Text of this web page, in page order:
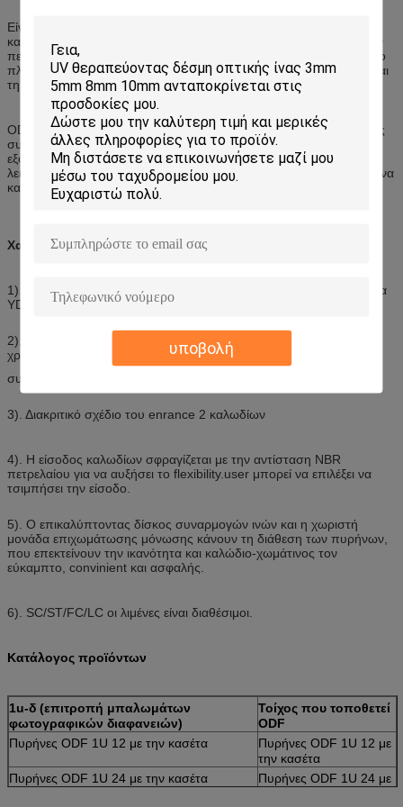
υποβολή
Είναι με το τυποποιημένο μέγεθος 19 ίντσας και έχει ως σκοπό
κατάλληλα να ελέγξει την ακτίνα κάμψεων του καλωδίου μέσα στην
περίφραξη για να αποφύγει την πρόσθετη οπτική απώλεια. Αυτό το
πλαίσιο είναι ιδανικό για την εσωτερική αποθήκευση, τη διανομή και
τη διαχείριση σύνδεσης καλωδίων οπτικών ινών.
ODF περιλαμβάνει τις συσκευές διανομής ινών, ίνα που συνδέει τις
συσκευές και τις συσκευές αποθήκευσης ινών. Συνδέει τον
εξοπλισμό καλωδίων ινών και τηλεπικοινωνιών ινών. Έχει τις
λειτουργίες της προστασίας των καλωδίων ινών, να συνδέσει την ίνα
και της αποθήκευσης των πρόσθετων πλεξίδων.
Χαρακτηριστικό γνώρισμα
1). Όλοι οι δείκτες ιδιοκτησίας είναι σύμφωνα με τα εθνικά πρότυπα
YD/T814-1996
2). Το σώμα χρησιμοποιεί το χάλυβα κρύου κυλίσματος, και τη
χρήση επιφάνειας η τεχνική του αμυδρού plastic.strong
συγκολλητική δύναμη, καλλιτεχνικός και ανθεκτικός.
3). Διακριτικό σχέδιο του enrance 2 καλωδίων
4). Η είσοδος καλωδίων σφραγίζεται με την αντίσταση NBR
πετρελαίου για να αυξήσει το flexibility.user μπορεί να επιλέξει να
τσιμπήσει την είσοδο.
5). Ο επικαλύπτοντας δίσκος συναρμογών ινών και η χωριστή
μονάδα επιχωμάτωσης μόνωσης κάνουν τη διάθεση των πυρήνων,
που επεκτείνουν την ικανότητα και καλώδιο-χωμάτινος τον
εύκαμπτο, convinient και ασφαλής.
6). SC/ST/FC/LC οι λιμένες είναι διαθέσιμοι.
Κατάλογος προϊόντων
1u-δ (επιτροπή μπαλωμάτων
φωτογραφικών διαφανειών)
Τοίχος που τοποθετεί
ODF
Πυρήνες ODF 1U 12 με την κασέτα
Πυρήνες ODF 1U 12 με
την κασέτα
Πυρήνες ODF 1U 24 με την κασέτα
Πυρήνες ODF 1U 24 με